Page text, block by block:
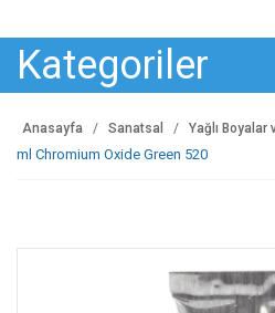
Kategoriler
Anasayfa Sanatsal Yağlı Boyalar
ml Chromium Oxide Green 520